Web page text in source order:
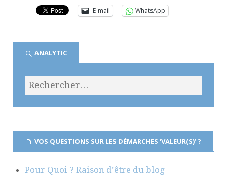
E-mail
WhatsApp
ANALYTIC
VOS QUESTIONS SUR LES DÉMARCHES ‘VALEUR(S)’ ?
Pour Quoi ? Raison d’être du blog